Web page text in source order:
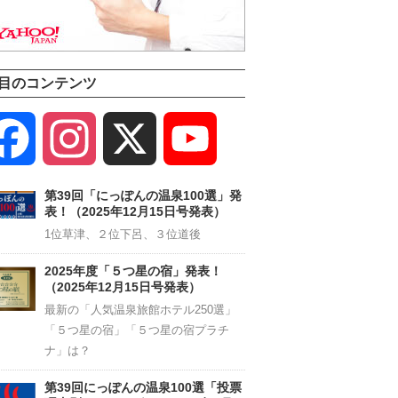
のコンテンツ
Facebook Instagram
Channel
第39回「にっぽんの温泉100選」発
表！（2025年12月15日号発表）
1位草津、２位下呂、３位道後
2025年度「５つ星の宿」発表！
（2025年12月15日号発表）
最新の「人気温泉旅館ホテル250選」
「５つ星の宿」「５つ星の宿プラチ
ナ」は？
第39回にっぽんの温泉100選「投票